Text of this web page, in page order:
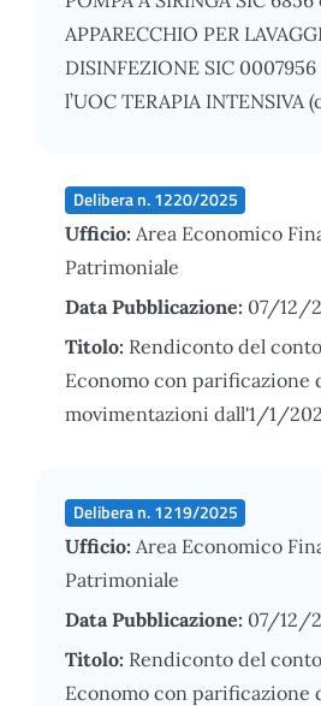
APPARECCHIO PER
DISINFEZIONE SIC
l’UOC TERAPIA INTENSIVA
Delibera n. 1220/2025
Ufficio: Area Economico
Patrimoniale
Data Pubblicazione: 07/12/
Titolo: Rendiconto del
Economo con parificazione
movimentazioni dall'1/1/
Delibera n. 1219/2025
Ufficio: Area Economico
Patrimoniale
Data Pubblicazione: 07/12/
Titolo: Rendiconto del
Economo con parificazione